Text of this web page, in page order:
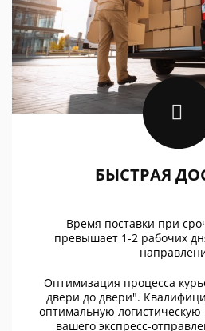
БЫСТРАЯ
Время поставки при
превышает 1-2 рабочих
Оптимизация процесса
двери до двери".
оптимальную логистическую
вашего экспресс-